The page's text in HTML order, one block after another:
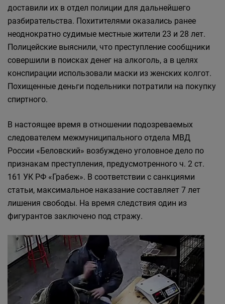
доставили их в отдел полиции для дальнейшего
разбирательства. Похитителями оказались ранее
неоднократно судимые местные жители 23 и 28 лет.
Полицейские выяснили, что преступление сообщники
совершили в поисках денег на алкоголь, а в целях
конспирации использовали маски из женских колгот.
Похищенные деньги подельники потратили на покупку
спиртного.
В настоящее время в отношении подозреваемых
следователем межмуниципального отдела МВД
России «Беловский» возбуждено уголовное дело по
признакам преступления, предусмотренного ч. 2 ст.
161 УК РФ «Грабеж». В соответствии с санкциями
статьи, максимальное наказание составляет 7 лет
лишения свободы. На время следствия один из
фигурантов заключено под стражу.